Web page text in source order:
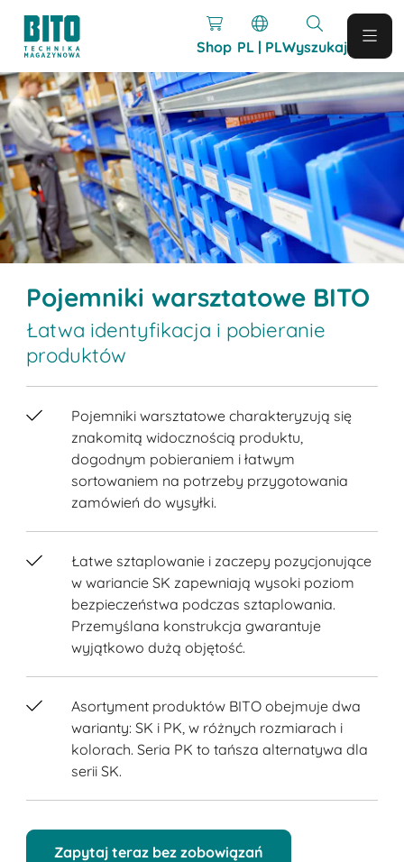
Shop PL | PLWyszukaj
Pojemniki warsztatowe BITO
Łatwa identyfikacja i pobieranie
produktów
Pojemniki warsztatowe charakteryzują się
znakomitą widocznością produktu,
dogodnym pobieraniem i łatwym
sortowaniem na potrzeby przygotowania
zamówień do wysyłki.
Łatwe sztaplowanie i zaczepy pozycjonujące
w wariancie SK zapewniają wysoki poziom
bezpieczeństwa podczas sztaplowania.
Przemyślana konstrukcja gwarantuje
wyjątkowo dużą objętość.
Asortyment produktów BITO obejmuje dwa
warianty: SK i PK, w różnych rozmiarach i
kolorach. Seria PK to tańsza alternatywa dla
serii SK.
Zapytaj teraz bez zobowiązań